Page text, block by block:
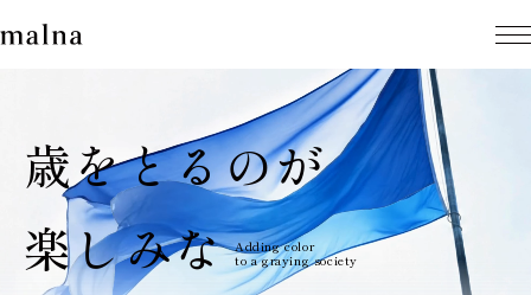
歳をとるのが
楽しみな Adding color
to a graying society